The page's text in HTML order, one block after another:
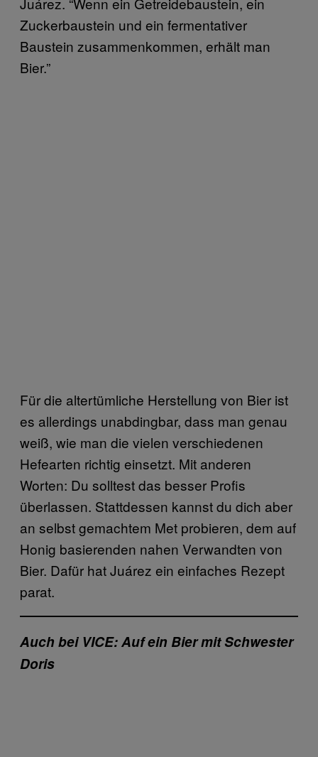
Zuckerbaustein und ein fermentativer
Baustein zusammenkommen, erhält man
Bier.”
Für die altertümliche Herstellung von Bier ist
es allerdings unabdingbar, dass man genau
weiß, wie man die vielen verschiedenen
Hefearten richtig einsetzt. Mit anderen
Worten: Du solltest das besser Profis
überlassen. Stattdessen kannst du dich aber
an selbst gemachtem Met probieren, dem auf
Honig basierenden nahen Verwandten von
Bier. Dafür hat Juárez ein einfaches Rezept
parat.
Auch bei VICE: Auf ein Bier mit Schwester
Doris